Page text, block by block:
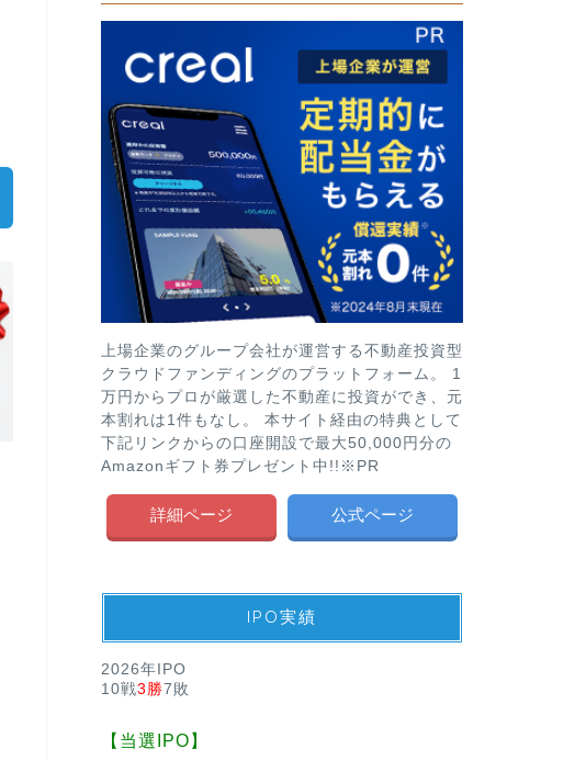
上場企業のグループ会社が運営する不動産投資型
クラウドファンディングのプラットフォーム。 1
万円からプロが厳選した不動産に投資ができ、元
本割れは1件もなし。 本サイト経由の特典として
下記リンクからの口座開設で最大50,000円分の
Amazonギフト券プレゼント中!!※PR
詳細ページ 公式ページ
IPO実績
2026年IPO
10戦3勝7敗
【当選IPO】